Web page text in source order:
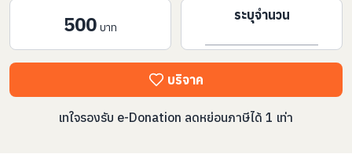
500 บาท
ระบุจำนวน
บริจาค
เทใจรองรับ e-Donation ลดหย่อนภาษีได้ 1 เท่า